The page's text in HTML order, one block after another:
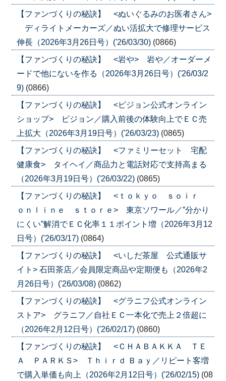
【ファンづくりの秘訣】 <ぬいぐるみのお医者さん>
ディライトメーカーズ／ぬい活拡大で修理サービス
伸長（2026年3月26日号）('26/03/30) (0866)
【ファンづくりの秘訣】 <岩や> 岩や／オーダーメ
ードで他にないを作る（2026年3月26日号）('26/03/2
9) (0866)
【ファンづくりの秘訣】 <ピジョン公式オンライン
ショップ> ピジョン／購入前後の体験向上でＥＣ売
上拡大（2026年3月19日号）('26/03/23) (0865)
【ファンづくりの秘訣】 <ファミリーセット 宅配
健康食> タイヘイ／商品力と電話対応で支持高まる
（2026年3月19日号）('26/03/22) (0865)
【ファンづくりの秘訣】 <ｔｏｋｙｏ ｓｏｉｒ
ｏｎｌｉｎｅ ｓｔｏｒｅ> 東京ソワール／”分かり
にくい”解消でＥＣ化率１１ポイント増（2026年3月12
日号）('26/03/17) (0864)
【ファンづくりの秘訣】 <いしだ茶屋 公式通販サ
イト> 石田茶店／会員限定商品や定期便も（2026年2
月26日号）('26/03/08) (0862)
【ファンづくりの秘訣】 <グラニフ公式オンライン
ストア> グラニフ／自社ＥＣ一本化で売上２倍超に
（2026年2月12日号）('26/02/17) (0860)
【ファンづくりの秘訣】 <ＣＨＡＢＡＫＫＡ ＴＥ
Ａ ＰＡＲＫＳ> Ｔｈｉｒｄ Ｂａｙ／リピート客増
で購入単価も向上（2026年2月12日号）('26/02/15) (08